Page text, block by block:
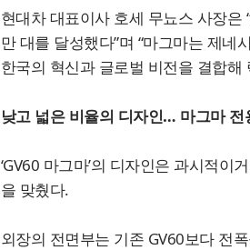
현대차 대표이사 호세 무뇨스 사장
만 대를 달성했다”며 “마그마는 제
한국의 혁신과 글로벌 비전을 결합
낮고 넓은 비율의 디자인… 마그마
‘GV60 마그마’의 디자인은 과시적이
을 맞췄다.
외장의 전면부는 기존 GV60보다 전